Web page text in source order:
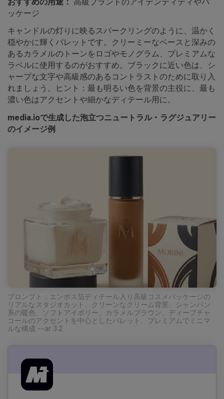
ッケージ
キャンドルの灯りに映るスパークリングのように、温かく
穏やかに輝くパレットです。クリーミーなベースと深みの
あるカラメルのトーンをロゴやモノグラム、プレミアムな
ラベルに使用するのがおすすめ。ブラックに近い色は、シ
ャープな文字や高級感のあるコントラストのために取り入
れましょう。ヒント：最も明るい色を背景の主役に、最も
濃い色はアクセントや細かなディテール用に。
media.ioで生成した泡立つニュートラル・ラグジュアリー
のイメージ例
プロンプト：エンボス箔ディテール入り高級コスメパッケージの
リアルなスタジオカット、クリーンなクリーム背景、シャンパン
系の暖色、ソフトアイボリー、カラメルブラウン、ディープチャ
コールのアクセントを中心としたパレット、プレミアムでミニマ
ルな構成 --ar 3:2